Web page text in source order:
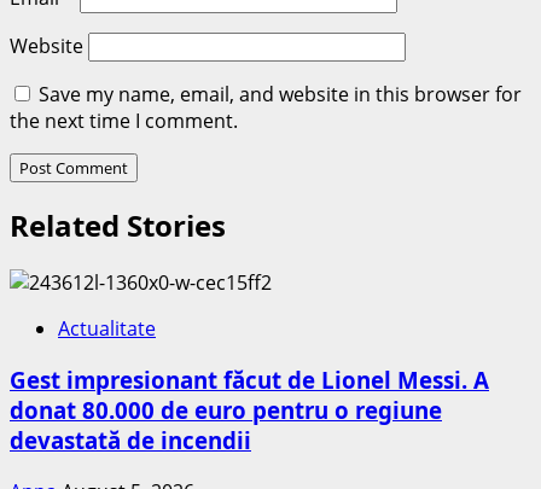
Website
Save my name, email, and website in this browser for
the next time I comment.
Related Stories
Actualitate
Gest impresionant făcut de Lionel Messi. A
donat 80.000 de euro pentru o regiune
devastată de incendii